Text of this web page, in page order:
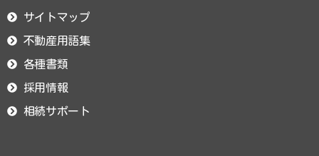
サイトマップ
不動産用語集
各種書類
採用情報
相続サポート